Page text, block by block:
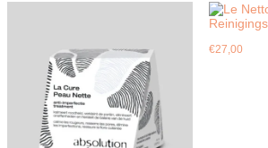
€27,00